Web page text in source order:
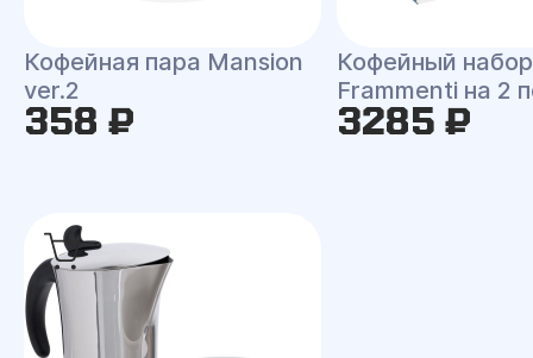
Кофейная пара Mansion
ver.2
358 ₽
Кофейный набор
Frammenti на 2
3285 ₽